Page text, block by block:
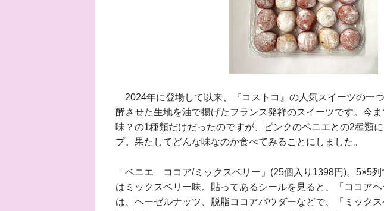
2024年に登場して以来、『コストコ』の人気スイーツの一
酵させた生地を油で揚げたフランス発祥のスイーツです。今
味？の1種類だけだったのですが、ピンクのベニエとの2種類
プ。果たしてどんな味なのか食べてみることにしました。
「ベニエ ココア/ミックスベリー」(25個入り1398円)。5×5列
はミックスベリー味。貼ってあるシールを見ると、「ココアヘ
は、ヘーゼルナッツ、脱脂ココアパウダーなどで、「ミック